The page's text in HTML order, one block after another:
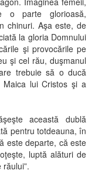
o parte glorioasă,
chinuri. Aşa este, de
la gloria Domnului
şi provocările pe
şi cel rău, duşmanul
trebuie să o ducă
lui Cristos şi a
această dublă
pentru totdeauna, în
este departe, că este
luptă alături de